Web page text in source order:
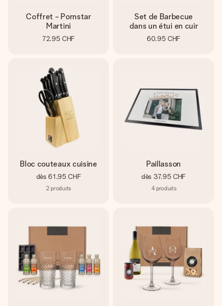
Coffret - Pornstar
Martini
72.95 CHF
Set de Barbecue
dans un étui en cuir
60.95 CHF
Bloc couteaux cuisine
dès 61.95 CHF
2 produits
Paillasson
dès 37.95 CHF
4 produits